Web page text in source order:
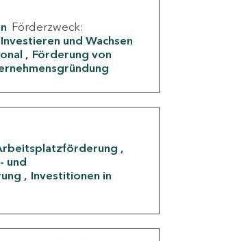
Förderzweck:
Investieren und Wachsen
Förderung von
und
Investitionen in